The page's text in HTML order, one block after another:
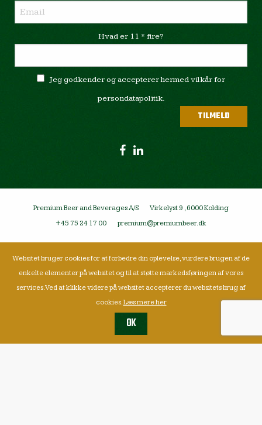
Hvad er 11 * fire?
Jeg godkender og accepterer hermed vilkår for
persondatapolitik.
Premium Beer and Beverages A/S
Virkelyst 9 , 6000 Kolding
+45 75 24 17 00
premium@premiumbeer.dk
Websitet bruger cookies for at forbedre din oplevelse, vurdere brugen af de
enkelte elementer på websitet og til at støtte markedsføringen af vores
services. Ved at klikke videre på websitet accepterer du websitets brug af
cookies.Læs mere her
OK